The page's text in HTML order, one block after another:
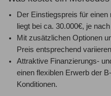
Der Einstiegspreis für
liegt bei ca. 30.000€, je
Mit zusätzlichen Optionen
Preis entsprechend
Attraktive Finanzierungs-
einen flexiblen Erwerb der
Konditionen.